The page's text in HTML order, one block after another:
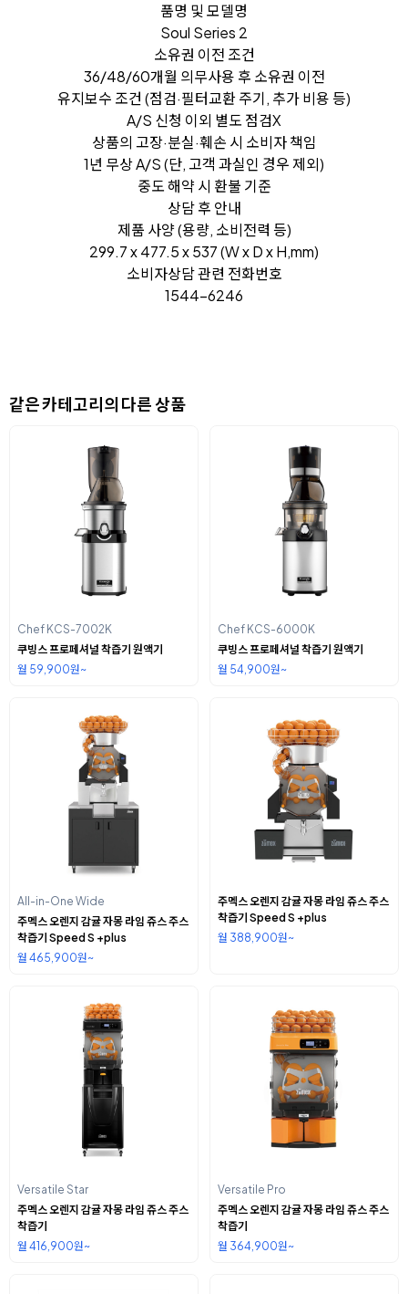
품명 및 모델명
Soul Series 2
소유권 이전 조건
36/48/60개월 의무사용 후 소유권 이전
유지보수 조건 (점검·필터교환 주기, 추가 비용 등)
A/S 신청 이외 별도 점검X
상품의 고장·분실·훼손 시 소비자 책임
1년 무상 A/S (단, 고객 과실인 경우 제외)
중도 해약 시 환불 기준
상담 후 안내
제품 사양 (용량, 소비전력 등)
299.7 x 477.5 x 537 (W x D x H,mm)
소비자상담 관련 전화번호
1544-6246
같은 카테고리의 다른 상품
Chef KCS-7002K
쿠빙스 프로페셔널 착즙기 원액기
월 59,900원~
Chef KCS-6000K
쿠빙스 프로페셔널 착즙기 원액기
월 54,900원~
All-in-One Wide
주멕스 오렌지 감귤 자몽 라임 쥬스 주스
착즙기 Speed S +plus
월 465,900원~
주멕스 오렌지 감귤 자몽 라임 쥬스 주스
착즙기 Speed S +plus
월 388,900원~
Versatile Star
주멕스 오렌지 감귤 자몽 라임 쥬스 주스
착즙기
월 416,900원~
Versatile Pro
주멕스 오렌지 감귤 자몽 라임 쥬스 주스
착즙기
월 364,900원~